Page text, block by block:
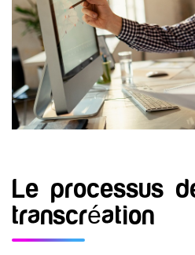
Le processus
transcréation